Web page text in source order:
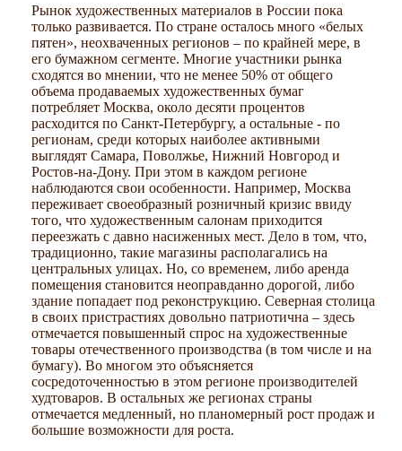
Рынок художественных материалов в России пока
только развивается. По стране осталось много «белых
пятен», неохваченных регионов – по крайней мере, в
его бумажном сегменте. Многие участники рынка
сходятся во мнении, что не менее 50% от общего
объема продаваемых художественных бумаг
потребляет Москва, около десяти процентов
расходится по Санкт-Петербургу, а остальные - по
регионам, среди которых наиболее активными
выглядят Самара, Поволжье, Нижний Новгород и
Ростов-на-Дону. При этом в каждом регионе
наблюдаются свои особенности. Например, Москва
переживает своеобразный розничный кризис ввиду
того, что художественным салонам приходится
переезжать с давно насиженных мест. Дело в том, что,
традиционно, такие магазины располагались на
центральных улицах. Но, со временем, либо аренда
помещения становится неоправданно дорогой, либо
здание попадает под реконструкцию. Северная столица
в своих пристрастиях довольно патриотична – здесь
отмечается повышенный спрос на художественные
товары отечественного производства (в том числе и на
бумагу). Во многом это объясняется
сосредоточенностью в этом регионе производителей
худтоваров. В остальных же регионах страны
отмечается медленный, но планомерный рост продаж и
большие возможности для роста.